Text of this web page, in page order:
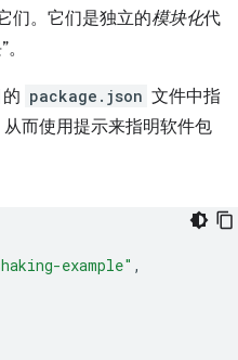
们。它们是独立的模块化代
package.json 文件中指
从而使用提示来指明软件包
example" ,